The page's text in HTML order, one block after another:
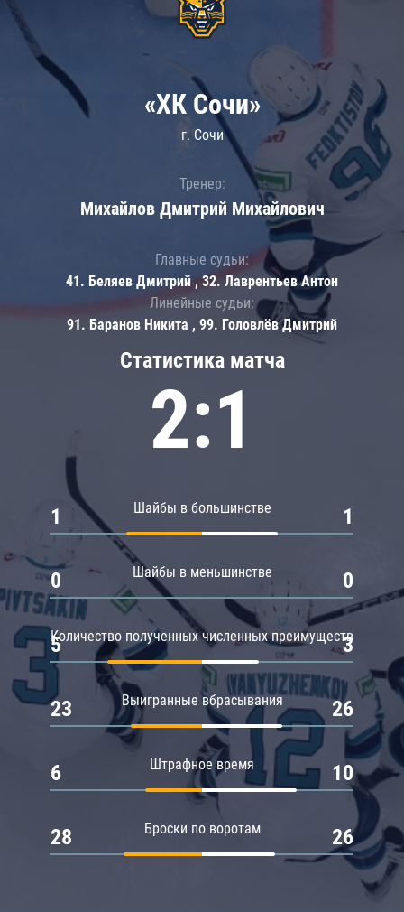
Статистика матча
2:1
Шайбы в большинстве
1 1
Шайбы в меньшинстве
0 0
Количество полученных численных преимуществ
5 3
Выигранные вбрасывания
23 26
Штрафное время
6 10
Броски по воротам
28 26
«ХК Сочи»
г. Сочи
Тренер:
Михайлов Дмитрий Михайлович
Главные судьи:
41. Беляев Дмитрий , 32. Лаврентьев Антон
Линейные судьи:
91. Баранов Никита , 99. Головлёв Дмитрий